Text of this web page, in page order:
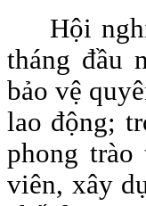
Hội
tháng đầu
bảo vệ
lao động;
phong
viên, xây